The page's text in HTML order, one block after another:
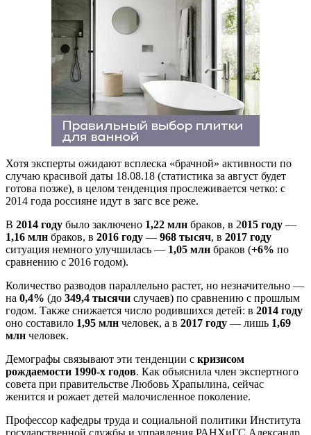
Хотя эксперты ожидают всплеска «брачной» активности по
случаю красивой даты 18.08.18 (статистика за август будет
готова позже), в целом тенденция прослеживается четко: с
2014 года россияне идут в загс все реже.
В 2014 году было заключено 1,22 млн браков, в 2015 году —
1,16 млн браков, в 2016 году — 968 тысяч, в 2017 году
ситуация немного улучшилась — 1,05 млн браков (+6% по
сравнению с 2016 годом).
Количество разводов параллельно растет, но незначительно —
на 0,4% (до 349,4 тысячи случаев) по сравнению с прошлым
годом. Также снижается число родившихся детей: в 2014 году
оно составило 1,95 млн человек, а в 2017 году — лишь 1,69
млн человек.
Демографы связывают эти тенденции с кризисом
рождаемости 1990-х годов. Как объяснила член экспертного
совета при правительстве Любовь Храпылина, сейчас
женится и рожает детей малочисленное поколение.
Профессор кафедры труда и социальной политики Института
государственной службы и управления РАНХиГС Александр